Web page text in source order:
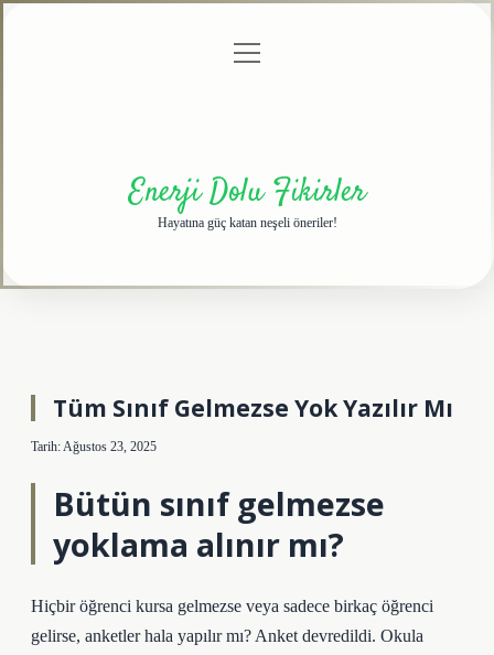
menüyü
Enerji Dolu Fikirler
Hayatına güç katan neşeli öneriler!
Tüm Sınıf Gelmezse Yok Yazılır Mı
Tarih: Ağustos 23, 2025
Bütün sınıf gelmezse
yoklama alınır mı?
Hiçbir öğrenci kursa gelmezse veya sadece birkaç öğrenci
gelirse, anketler hala yapılır mı? Anket devredildi. Okula